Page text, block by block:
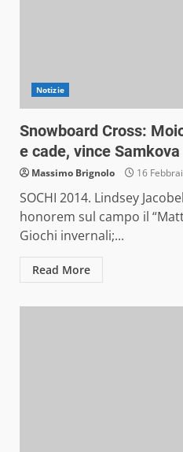
Notizie
Snowboard Cross:
e cade, vince Samkova
Massimo Brignolo 16
SOCHI 2014. Lindsey
honorem sul campo il
Giochi invernali;...
Read More